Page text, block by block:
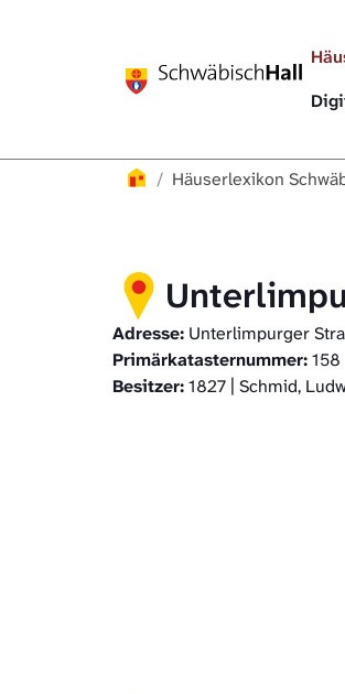
Häuserlexikon
Häuserlexikon
Adresse: Unterlimpurger
Primärkatasternummer:158
Besitzer:1827 | Schmid,